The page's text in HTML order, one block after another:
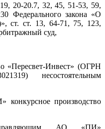
20-20.7, 32, 45, 51-53, 59,
Федерального закона «О
ст. ст. 13, 64-71, 75, 123,
суд,
«Пересвет-Инвест» (ОГРН
несостоятельным
производство
АО «ПИ»